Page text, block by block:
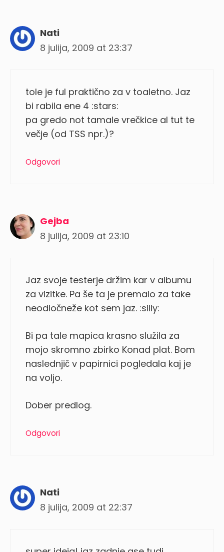
Nati
8 julija, 2009 at 23:37
tole je ful praktično za v toaletno. Jaz
bi rabila ene 4 :stars:
pa gredo not tamale vrečkice al tut te
večje (od TSS npr.)?
Odgovori
Gejba
8 julija, 2009 at 23:10
Jaz svoje testerje držim kar v albumu
za vizitke. Pa še ta je premalo za take
neodločneže kot sem jaz. :silly:
Bi pa tale mapica krasno služila za
mojo skromno zbirko Konad plat. Bom
naslednjič v papirnici pogledala kaj je
na voljo.
Dober predlog.
Odgovori
Nati
8 julija, 2009 at 22:37